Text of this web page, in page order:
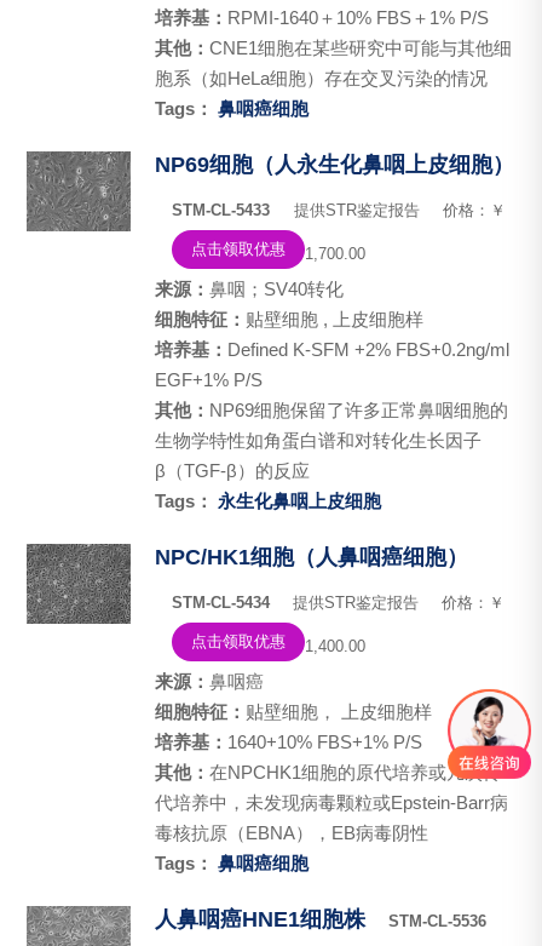
培养基： RPMI-1640＋10% FBS＋1% P/S
其他： CNE1细胞在某些研究中可能与其他细
胞系（如HeLa细胞）存在交叉污染的情况
Tags： 鼻咽癌细胞
NP69细胞（人永生化鼻咽上皮细胞）
STM-CL-5433 提供STR鉴定报告 价格：￥
1,700.00
点击领取优惠
来源： 鼻咽；SV40转化
细胞特征： 贴壁细胞 , 上皮细胞样
培养基： Defined K-SFM +2% FBS+0.2ng/ml
EGF+1% P/S
其他： NP69细胞保留了许多正常鼻咽细胞的
生物学特性如角蛋白谱和对转化生长因子
β（TGF-β）的反应
Tags： 永生化鼻咽上皮细胞
NPC/HK1细胞（人鼻咽癌细胞）
STM-CL-5434 提供STR鉴定报告 价格：￥
1,400.00
点击领取优惠
来源： 鼻咽癌
细胞特征： 贴壁细胞， 上皮细胞样
培养基： 1640+10% FBS+1% P/S
其他： 在NPCHK1细胞的原代培养或几次传
代培养中，未发现病毒颗粒或Epstein-Barr病
毒核抗原（EBNA），EB病毒阴性
Tags： 鼻咽癌细胞
人鼻咽癌HNE1细胞株 STM-CL-5536